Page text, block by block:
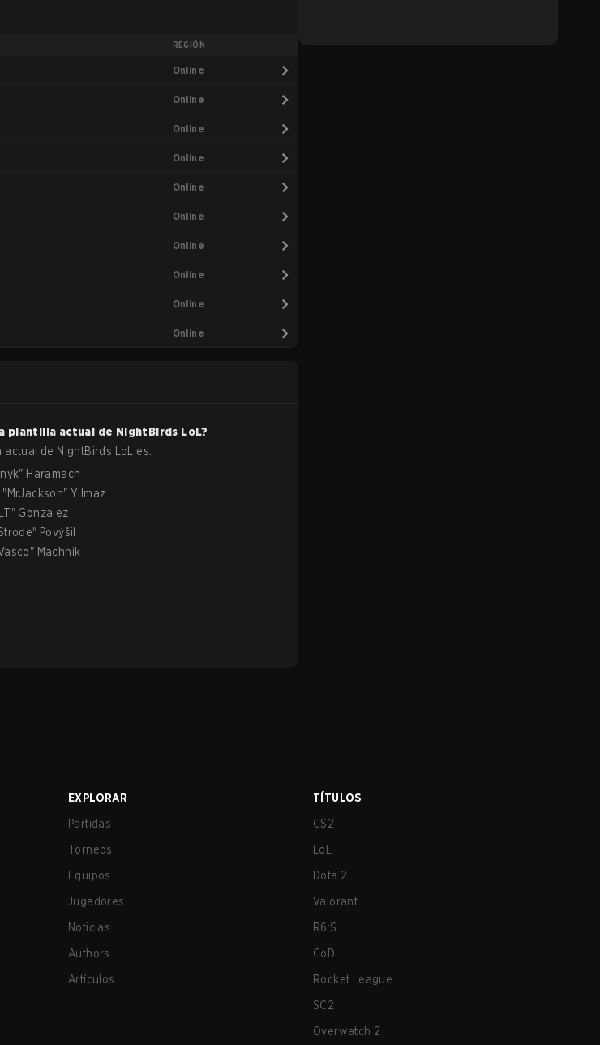
REGIÓN
Online
Online
Online
Online
Online
Online
Online
Online
Online
Online
plantilla actual de NightBirds LoL?
actual de NightBirds LoL
es:
" Haramach
"MrJackson"Yilmaz
" Gonzalez
" Povýšil
" Machnik
EXPLORAR
Partidas
Torneos
Equipos
Jugadores
Noticias
Authors
Artículos
TÍTULOS
CS2
LoL
Dota 2
Valorant
R6:S
CoD
Rocket League
SC2
Overwatch 2